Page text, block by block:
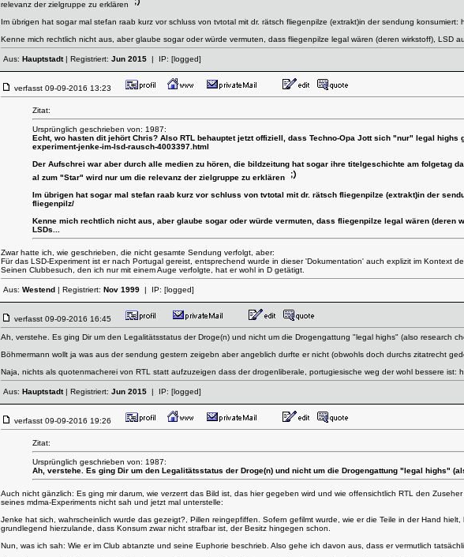
relevanz der zielgruppe zu erklären
Im übrigen hat sogar mal stefan raab kurz vor schluss von tvtotal mit dr. rätsch fliegenpilze (extrakt)in der sendung konsumiert:
Kenne mich rechtlich nicht aus, aber glaube sogar oder würde vermuten, dass fliegenpilze legal wären (deren wirkstoff), LSD
Aus: Hauptstadt| Registriert: Jun 2015 | IP: [logged]
verfasst 09-09-2016 13:23
Zitat:
Ursprünglich geschrieben von: 1987:
Echt, wo hasten dit jehört Chris? Also RTL behauptet jetzt offiziell, dass Techno-Opa Jott sich "nur" legal highs
experiment-jenke-im-lsd-rausch-4003397.html
Der Aufschrei war aber durch alle medien zu hören, die bildzeitung hat sogar ihre titelgeschichte am folgetag
al zum "Star" wird nur um die relevanz der zielgruppe zu erklären
Im übrigen hat sogar mal stefan raab kurz vor schluss von tvtotal mit dr. rätsch fliegenpilze (extrakt)in der
fliegenpilz/
Kenne mich rechtlich nicht aus, aber glaube sogar oder würde vermuten, dass fliegenpilze legal wären
LSDs...
Zwar hatte ich, wie geschrieben, die nicht gesamte Sendung verfolgt, aber:
Für das LSD-Experiment ist er nach Portugal gereist, entsprechend wurde in dieser 'Dokumentation' auch explizit im Kontext
Seinen Clubbesuch, den ich nur mit einem Auge verfolgte, hat er wohl in D getätigt.
Aus: Westend | Registriert: Nov 1999 | IP: [logged]
verfasst 09-09-2016 16:45
Ah, verstehe. Es ging Dir um den Legalitätsstatus der Droge(n) und nicht um die Drogengattung "legal highs" (also research
Böhmermann wollt ja was aus der sendung gestern zeigebn aber angeblich durfte er nicht (obwohls doch durchs zitatrecht
Naja, nichts als quotenmacherei von RTL statt aufzuzeigen dass der drogenliberale, portugiesische weg der wohl bessere ist:
Aus: Hauptstadt| Registriert: Jun 2015 | IP: [logged]
verfasst 09-09-2016 19:26
Zitat:
Ursprünglich geschrieben von: 1987:
Ah, verstehe. Es ging Dir um den Legalitätsstatus der Droge(n) und nicht um die Drogengattung "legal highs"
Auch nicht gänzlich: Es ging mir darum, wie verzerrt das Bild ist, das hier gegeben wird und wie offensichtlich RTL den
seines mdma-Experiments nicht sah und jetzt mal unterstelle:
Jenke hat sich, wahrscheinlich wurde das gezeigt?, Pillen reingepfiffen. Sofern gefilmt wurde, wie er die Teile in der Hand
grundlegend hierzulande, dass Konsum zwar nicht strafbar ist, der Besitz hingegen schon.
Nun, was ich sah: Wie er im Club abtanzte und seine Euphorie beschrieb. Also gehe ich davon aus, dass er vermutlich